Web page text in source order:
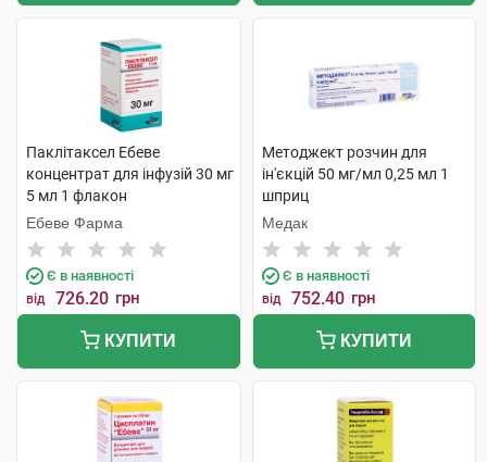
Паклітаксел Ебеве
концентрат для інфузій 30 мг
5 мл 1 флакон
Ебеве Фарма
Є в наявності
від 726.20 грн
КУПИТИ
Методжект розчин для
ін'єкцій 50 мг/мл 0,25 мл 1
шприц
Медак
Є в наявності
від 752.40 грн
КУПИТИ